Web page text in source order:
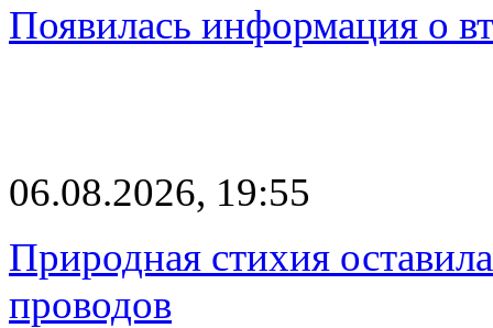
Появилась информация о
06.08.2026, 19:55
Природная стихия
проводов